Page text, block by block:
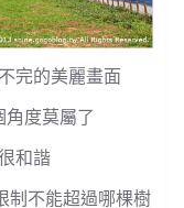
完的美麗畫面
角度莫屬了
和諧
制不能超過哪棵樹